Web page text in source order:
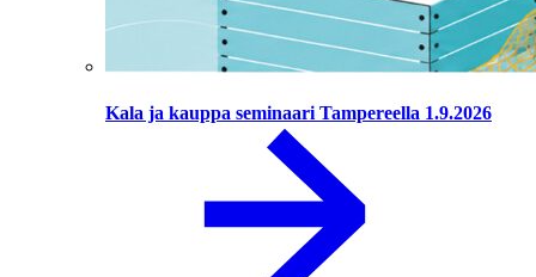
Kala ja kauppa seminaari Tampereella 1.9.2026